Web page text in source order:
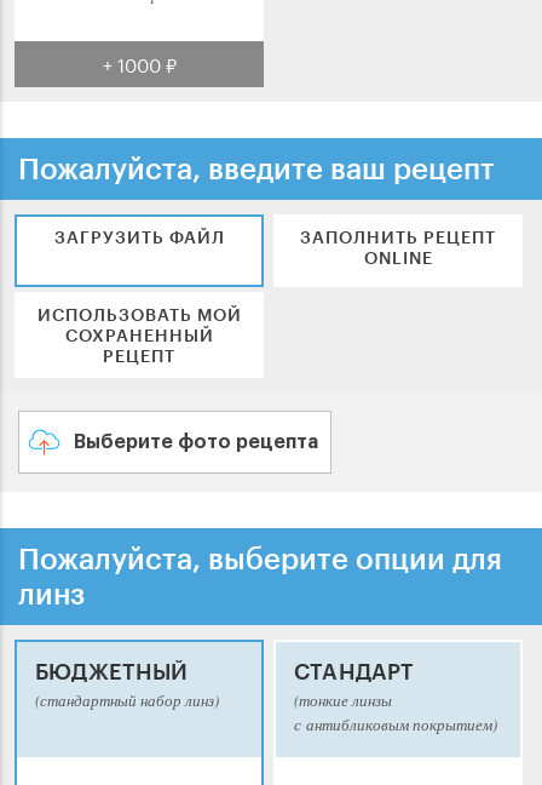
+ 1000 ₽
Пожалуйста, введите ваш рецепт
ЗАГРУЗИТЬ ФАЙЛ
ЗАПОЛНИТЬ РЕЦЕПТ
ONLINE
ИСПОЛЬЗОВАТЬ МОЙ
СОХРАНЕННЫЙ
РЕЦЕПТ
Выберите фото рецепта
Пожалуйста, выберите опции для
линз
БЮДЖЕТНЫЙ
(стандартный набор линз)
СТАНДАРТ
(тонкие линзы
с антибликовым покрытием)